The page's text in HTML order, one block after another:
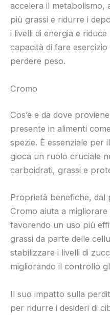
accelera il
più grassi e ridurre i
i livelli di energia e
capacità di fare
perdere peso.
Cromo
Cos’è e da dove
presente in alimenti
spezie. È essenziale per
gioca un ruolo cruciale
carboidrati, grassi e
Proprietà benefiche, dal
Cromo aiuta a migliorare
favorendo un uso più
grassi da parte delle
stabilizzare i livelli di
migliorando il controllo
Il suo impatto sulla
per ridurre i desideri di